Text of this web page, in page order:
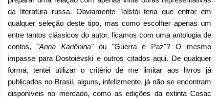
da literatura russa. Obviamente Tolstói teria que entrar em
qualquer seleção deste tipo, mas como escolher apenas um
entre tantos clássicos do autor, ficamos com uma antologia de
contos, "Anna Kariênina"ou "Guerra e Paz"? O mesmo
impasse para Dostoiévski e outros citados aqui. De qualquer
forma, tentei utilizar o critério de me limitar aos livros já
publicados no Brasil, alguns, infelizmente, já não se encontram
disponíveis no mercado, como as edições da extinta Cosac